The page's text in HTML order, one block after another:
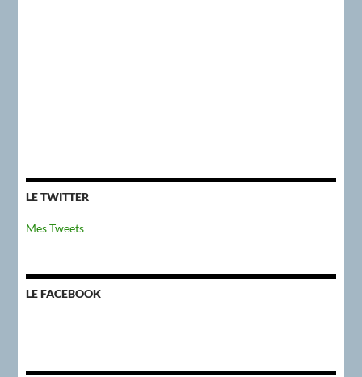
LE TWITTER
Mes Tweets
LE FACEBOOK